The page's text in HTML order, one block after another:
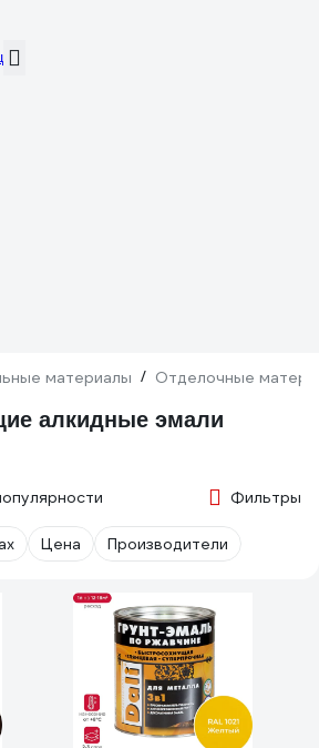
материалы / Отделочные
алкидные эмали
Фильтры
Цена Производители